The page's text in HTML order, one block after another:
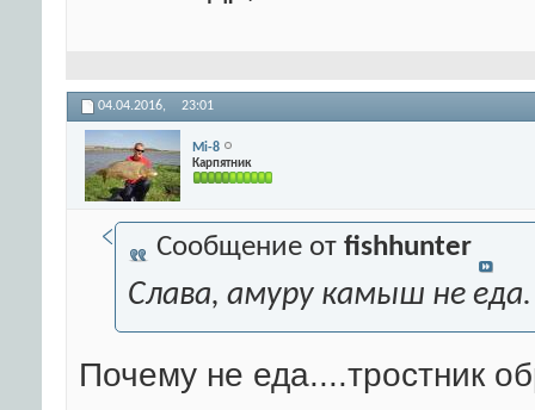
04.04.2016, 23:01
Mi-8
Карпятник
Сообщение от fishhunter
Слава, амуру камыш не еда.
Почему не еда....тростник